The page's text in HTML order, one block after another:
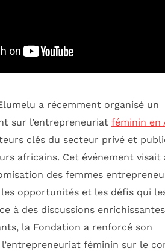
a récemment organisé un
sur l’entrepreneuriat féminin en
clés du secteur privé et
africains. Cet événement visait
des femmes
opportunités et les défis qui
à des discussions
la Fondation a renforcé son
l’entrepreneuriat féminin sur le